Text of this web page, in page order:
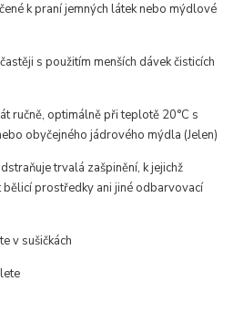
k praní jemných látek nebo mýdlové
s použitím menších dávek čisticích
ručně, optimálně při teplotě 20°C s
obyčejného jádrového mýdla (Jelen)
trvalá zašpinění, k jejichž
bělicí prostředky ani jiné odbarvovací
v sušičkách